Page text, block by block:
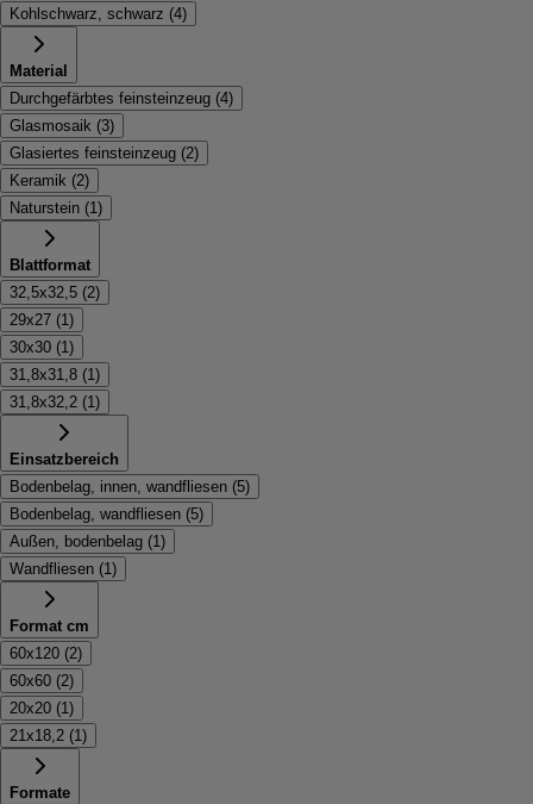
Kohlschwarz, schwarz (4)
Material
Durchgefärbtes feinsteinzeug (4)
Glasmosaik (3)
Glasiertes feinsteinzeug (2)
Keramik (2)
Naturstein (1 )
Blattformat
32,5x32,5 (2)
29x27 (1 )
30x30 (1 )
31,8x31,8 (1 )
31,8x32,2 (1 )
Einsatzbereich
Bodenbelag, innen, wandfliesen (5)
Bodenbelag, wandfliesen (5)
Außen, bodenbelag (1 )
Wandfliesen (1 )
Format cm
60x120 (2)
60x60 (2)
20x20 (1 )
21x18,2 (1 )
Formate